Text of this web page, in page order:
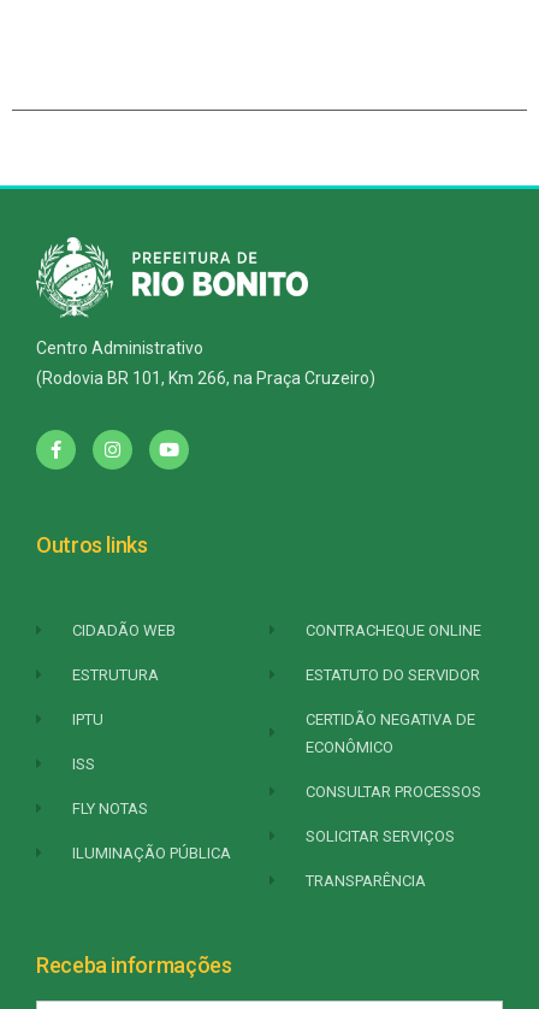
Centro Administrativo
(Rodovia BR 101, Km 266, na Praça Cruzeiro)
Outros links
CIDADÃO WEB
ESTRUTURA
IPTU
ISS
FLY NOTAS
ILUMINAÇÃO PÚBLICA
CONTRACHEQUE ONLINE
ESTATUTO DO SERVIDOR
CERTIDÃO NEGATIVA DE
ECONÔMICO
CONSULTAR PROCESSOS
SOLICITAR SERVIÇOS
TRANSPARÊNCIA
Receba informações